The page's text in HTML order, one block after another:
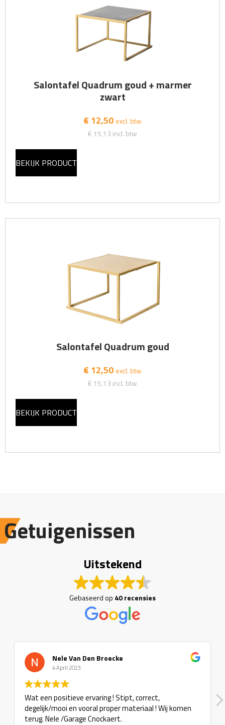
Salontafel Quadrum goud + marmer
zwart
€ 12,50 excl. btw
€ 15,13 incl. btw
BEKIJK PRODUCT
Salontafel Quadrum goud
€ 12,50 excl. btw
€ 15,13 incl. btw
BEKIJK PRODUCT
Getuigenissen
Uitstekend
Gebaseerd op 40 recensies
Nele Van Den Broecke
4 April 2023
Wat een positieve ervaring ! Stipt, correct,
degelijk/mooi en vooral proper materiaal ! Wij komen
terug. Nele /Garage Cnockaert.